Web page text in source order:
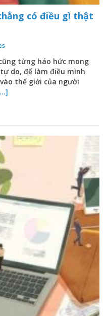
có điều gì thật
từng háo hức mong
do, để làm điều mình
thế giới của người